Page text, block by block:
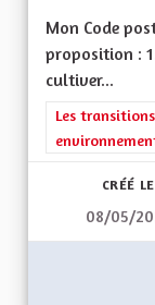
Mon Code
proposition :
cultiver...
Filtrer les
Les
CRÉÉ LE
08/05/